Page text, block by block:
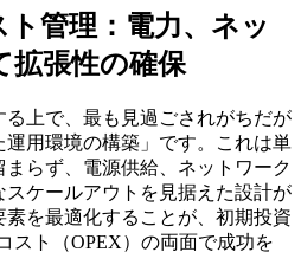
管理：電力、ネッ
拡張性の確保
上で、最も見過ごされがちだが
用環境の構築」です。これは単
らず、電源供給、ネットワーク
ケールアウトを見据えた設計が
を最適化することが、初期投資
スト（OPEX）の両面で成功を